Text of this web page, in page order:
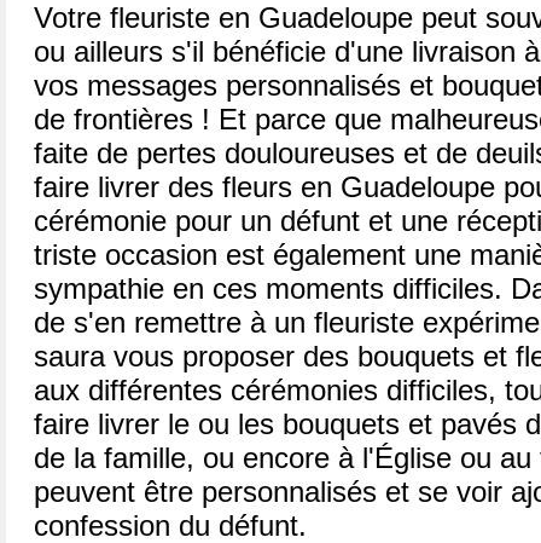
Votre fleuriste en Guadeloupe peut
ou ailleurs s'il bénéficie d'une livraison
vos messages personnalisés et
de frontières ! Et parce que
faite de pertes douloureuses et de
faire livrer des fleurs en Guadeloupe
cérémonie pour un défunt et une
triste occasion est également une
sympathie en ces moments difficiles.
de s'en remettre à un fleuriste
saura vous proposer des bouquets et
aux différentes cérémonies difficiles,
faire livrer le ou les bouquets et pavés
de la famille, ou encore à l'Église ou
peuvent être personnalisés et se voir
confession du défunt.